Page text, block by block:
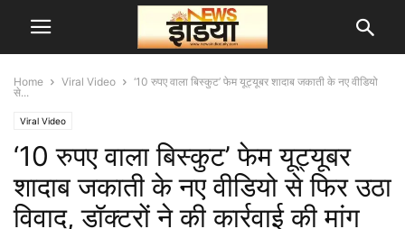
Home Viral Video
‘10 रुपए वाला बिस्कुट’ फेम यूट्यूबर शादाब जकाती के नए वीडियो
से...
Viral Video
‘10 रुपए वाला बिस्कुट’ फेम यूट्यूबर
शादाब जकाती के नए वीडियो से फिर उठा
विवाद, डॉक्टरों ने की कार्रवाई की मांग